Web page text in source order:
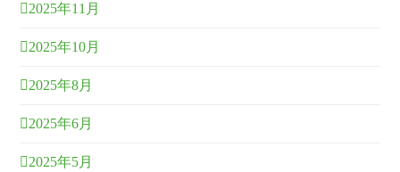
2025年11月
2025年10月
2025年8月
2025年6月
2025年5月